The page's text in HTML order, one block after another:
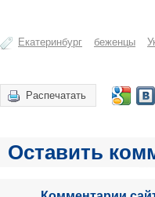
Екатеринбург беженцы
Распечатать
Оставить